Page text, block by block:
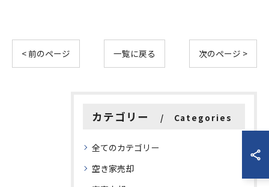
< 前のページ 一覧に戻る 次のページ >
カテゴリー Categories
全てのカテゴリー
空き家売却